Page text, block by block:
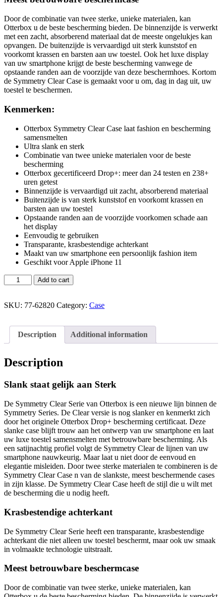
Door de combinatie van twee sterke, unieke materialen, kan
Otterbox u de beste bescherming bieden. De binnenzijde is verwerkt
met een zacht, absorberend materiaal dat de meeste ongelukjes kan
opvangen. De buitenzijde is vervaardigd uit sterk kunststof en
voorkomt krassen en barsten aan uw toestel. Ook het luxe display
van uw smartphone krijgt de beste bescherming vanwege de
opstaande randen aan de voorzijde van deze beschermhoes. Kortom
de Symmetry Clear Case is gemaakt voor u om, dag in dag uit, uw
toestel te beschermen.
Kenmerken:
Otterbox Symmetry Clear Case laat fashion en bescherming
samensmelten
Ultra slank en sterk
Combinatie van twee unieke materialen voor de beste
bescherming
Otterbox gecertificeerd Drop+: meer dan 24 testen en 238+
uren getest
Binnenzijde is vervaardigd uit zacht, absorberend materiaal
Buitenzijde is van sterk kunststof en voorkomt krassen en
barsten aan uw toestel
Opstaande randen aan de voorzijde voorkomen schade aan
het display
Eenvoudig te gebruiken
Transparante, krasbestendige achterkant
Maakt van uw smartphone een persoonlijk fashion item
Geschikt voor Apple iPhone 11
Add to cart
SKU: 77-62820 Category: Case
Description Additional information
Description
Slank staat gelijk aan Sterk
De Symmetry Clear Serie van Otterbox is een nieuwe lijn binnen de
Symmetry Series. De Clear versie is nog slanker en kenmerkt zich
door het originele Otterbox Drop+ bescherming certificaat. Deze
slanke case blijft trouw aan het ontwerp van uw smartphone en laat
uw luxe toestel samensmelten met betrouwbare bescherming. Als
een satijnachtig profiel volgt de Symmetry Clear de lijnen van uw
smartphone nauwkeurig. Maar laat u niet door de eenvoud en
elegantie misleiden. Door twee sterke materialen te combineren is de
Symmetry Clear Case n van de slankste, meest beschermende cases
in zijn klasse. De Symmetry Clear Case heeft de stijl die u wilt met
de bescherming die u nodig heeft.
Krasbestendige achterkant
De Symmetry Clear Serie heeft een transparante, krasbestendige
achterkant die niet alleen uw toestel beschermt, maar ook uw smaak
in volmaakte technologie uitstraalt.
Meest betrouwbare beschermcase
Door de combinatie van twee sterke, unieke materialen, kan